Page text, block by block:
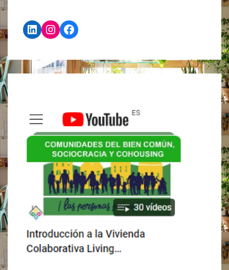
RENTABILIDAD
LinkedIn
Instagram
Facebook